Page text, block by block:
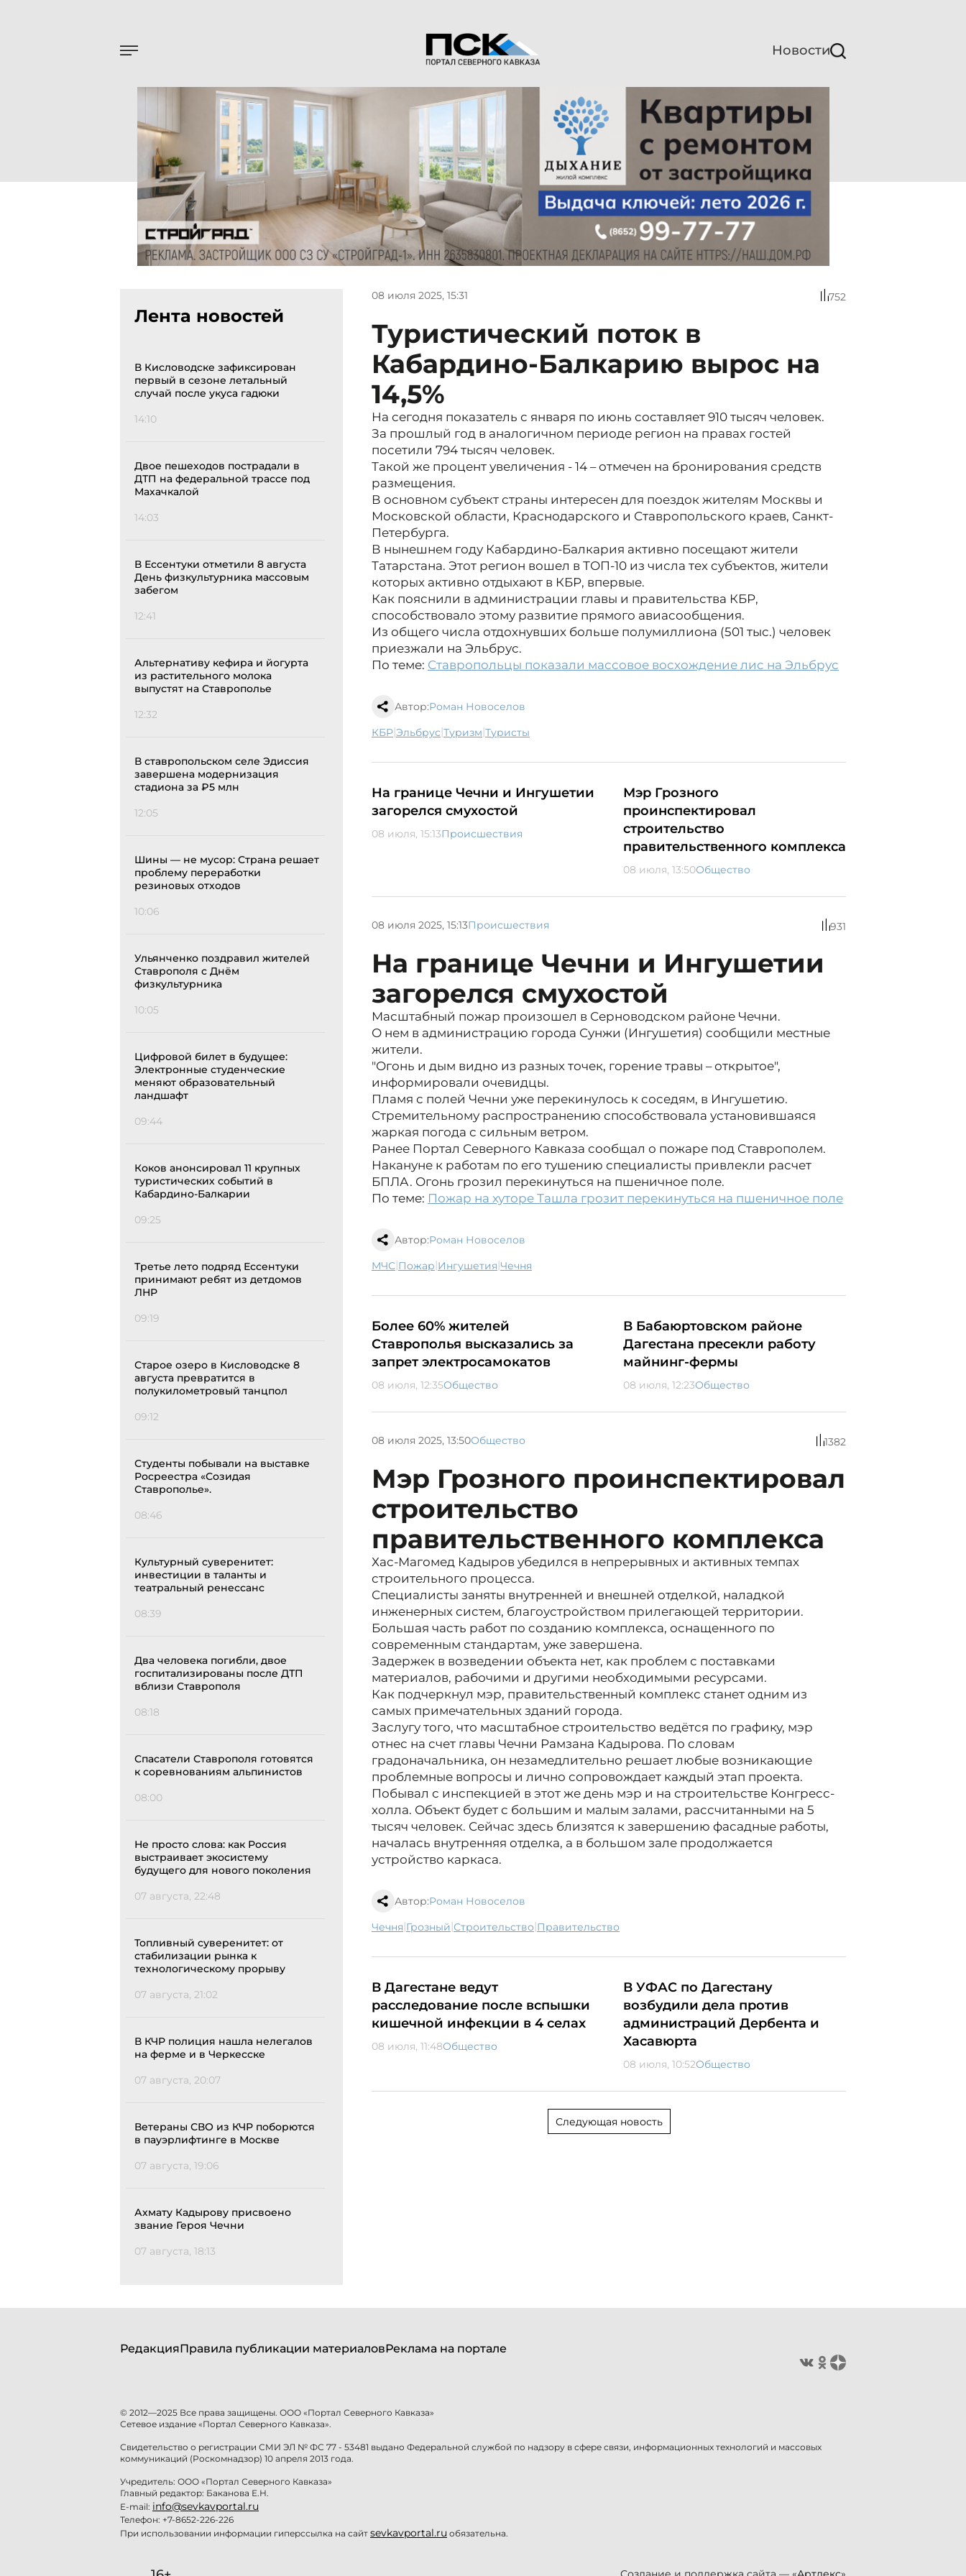
Новости
Лента новостей
В Кисловодске зафиксирован
первый в сезоне летальный
случай после укуса гадюки
14:10
Двое пешеходов пострадали в
ДТП на федеральной трассе под
Махачкалой
14:03
В Ессентуки отметили 8 августа
День физкультурника массовым
забегом
12:41
Альтернативу кефира и йогурта
из растительного молока
выпустят на Ставрополье
12:32
В ставропольском селе Эдиссия
завершена модернизация
стадиона за ₽5 млн
12:05
Шины — не мусор: Страна решает
проблему переработки
резиновых отходов
10:06
Ульянченко поздравил жителей
Ставрополя с Днём
физкультурника
10:05
Цифровой билет в будущее:
Электронные студенческие
меняют образовательный
ландшафт
09:44
Коков анонсировал 11 крупных
туристических событий в
Кабардино-Балкарии
09:25
Третье лето подряд Ессентуки
принимают ребят из детдомов
ЛНР
09:19
Старое озеро в Кисловодске 8
августа превратится в
полукилометровый танцпол
09:12
Студенты побывали на выставке
Росреестра «Созидая
Ставрополье».
08:46
Культурный суверенитет:
инвестиции в таланты и
театральный ренессанс
08:39
Два человека погибли, двое
госпитализированы после ДТП
вблизи Ставрополя
08:18
Спасатели Ставрополя готовятся
к соревнованиям альпинистов
08:00
Не просто слова: как Россия
выстраивает экосистему
будущего для нового поколения
07 августа, 22:48
Топливный суверенитет: от
стабилизации рынка к
технологическому прорыву
07 августа, 21:02
В КЧР полиция нашла нелегалов
на ферме и в Черкесске
07 августа, 20:07
Ветераны СВО из КЧР поборются
в пауэрлифтинге в Москве
07 августа, 19:06
Ахмату Кадырову присвоено
звание Героя Чечни
07 августа, 18:13
08 июля 2025, 15:31 752
Туристический поток в
Кабардино-Балкарию вырос на
14,5%
На сегодня показатель с января по июнь составляет 910 тысяч человек.
За прошлый год в аналогичном периоде регион на правах гостей
посетили 794 тысяч человек.
Такой же процент увеличения - 14 – отмечен на бронирования средств
размещения.
В основном субъект страны интересен для поездок жителям Москвы и
Московской области, Краснодарского и Ставропольского краев, Санкт-
Петербурга.
В нынешнем году Кабардино-Балкария активно посещают жители
Татарстана. Этот регион вошел в ТОП-10 из числа тех субъектов, жители
которых активно отдыхают в КБР, впервые.
Как пояснили в администрации главы и правительства КБР,
способствовало этому развитие прямого авиасообщения.
Из общего числа отдохнувших больше полумиллиона (501 тыс.) человек
приезжали на Эльбрус.
По теме: Ставропольцы показали массовое восхождение лис на Эльбрус
Автор:Роман Новоселов
КБР| Эльбрус| туризм| туристы
На границе Чечни и Ингушетии
загорелся смухостой
08 июля, 15:13Происшествия
Мэр Грозного
проинспектировал
строительство
правительственного комплекса
08 июля, 13:50Общество
08 июля 2025, 15:13Происшествия 931
На границе Чечни и Ингушетии
загорелся смухостой
Масштабный пожар произошел в Серноводском районе Чечни.
О нем в администрацию города Сунжи (Ингушетия) сообщили местные
жители.
"Огонь и дым видно из разных точек, горение травы – открытое",
информировали очевидцы.
Пламя с полей Чечни уже перекинулось к соседям, в Ингушетию.
Стремительному распространению способствовала установившаяся
жаркая погода с сильным ветром.
Ранее Портал Северного Кавказа сообщал о пожаре под Ставрополем.
Накануне к работам по его тушению специалисты привлекли расчет
БПЛА. Огонь грозил перекинуться на пшеничное поле.
По теме: Пожар на хуторе Ташла грозит перекинуться на пшеничное поле
Автор:Роман Новоселов
МЧС| пожар| Ингушетия| Чечня
Более 60% жителей
Ставрополья высказались за
запрет электросамокатов
08 июля, 12:35Общество
В Бабаюртовском районе
Дагестана пресекли работу
майнинг-фермы
08 июля, 12:23Общество
08 июля 2025, 13:50Общество 1382
Мэр Грозного проинспектировал
строительство
правительственного комплекса
Хас-Магомед Кадыров убедился в непрерывных и активных темпах
строительного процесса.
Специалисты заняты внутренней и внешней отделкой, наладкой
инженерных систем, благоустройством прилегающей территории.
Большая часть работ по созданию комплекса, оснащенного по
современным стандартам, уже завершена.
Задержек в возведении объекта нет, как проблем с поставками
материалов, рабочими и другими необходимыми ресурсами.
Как подчеркнул мэр, правительственный комплекс станет одним из
самых примечательных зданий города.
Заслугу того, что масштабное строительство ведётся по графику, мэр
отнес на счет главы Чечни Рамзана Кадырова. По словам
градоначальника, он незамедлительно решает любые возникающие
проблемные вопросы и лично сопровождает каждый этап проекта.
Побывал с инспекцией в этот же день мэр и на строительстве Конгресс-
холла. Объект будет с большим и малым залами, рассчитанными на 5
тысяч человек. Сейчас здесь близятся к завершению фасадные работы,
началась внутренняя отделка, а в большом зале продолжается
устройство каркаса.
Автор:Роман Новоселов
Чечня| Грозный| строительство| правительство
В Дагестане ведут
расследование после вспышки
кишечной инфекции в 4 селах
08 июля, 11:48Общество
В УФАС по Дагестану
возбудили дела против
администраций Дербента и
Хасавюрта
08 июля, 10:52Общество
Следующая новость
РедакцияПравила публикации материаловРеклама на портале
© 2012—2025 Все права защищены. ООО «Портал Северного Кавказа»
Сетевое издание «Портал Северного Кавказа».
Свидетельство о регистрации СМИ ЭЛ № ФС 77 - 53481 выдано Федеральной службой по надзору в сфере связи, информационных технологий и массовых
коммуникаций (Роскомнадзор) 10 апреля 2013 года.
Учредитель: ООО «Портал Северного Кавказа»
Главный редактор: Баканова Е.Н.
E-mail: info@sevkavportal.ru
Телефон: +7-8652-226-226
При использовании информации гиперссылка на сайт sevkavportal.ru обязательна.